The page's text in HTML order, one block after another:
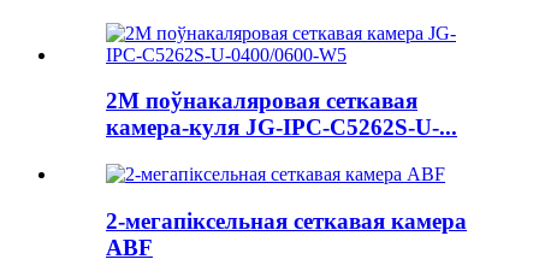
2M поўнакаляровая сеткавая
камера-куля JG-IPC-C5262S-U-...
2-мегапіксельная сеткавая камера
ABF